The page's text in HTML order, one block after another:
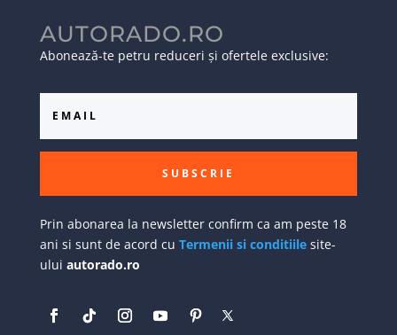
AUTORADO.RO
Abonează-te petru reduceri și ofertele exclusive:
SUBSCRIE
Prin abonarea la newsletter confirm ca am peste 18
ani si sunt de acord cu Termenii si conditiilesite-
ului autorado.ro